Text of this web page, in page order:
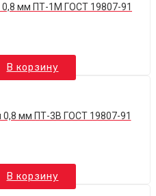
0,8 мм ПТ-1М ГОСТ 19807-91
В корзину
0,8 мм ПТ-3В ГОСТ 19807-91
В корзину